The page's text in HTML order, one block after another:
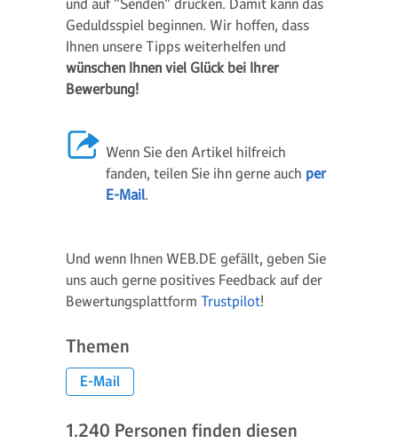
und auf "Senden" drücken. Damit kann das
Geduldsspiel beginnen. Wir hoffen, dass
Ihnen unsere Tipps weiterhelfen und
wünschen Ihnen viel Glück bei Ihrer
Bewerbung!
Wenn Sie den Artikel hilfreich
fanden, teilen Sie ihn gerne auch per
E-Mail.
Und wenn Ihnen WEB.DE gefällt, geben Sie
uns auch gerne positives Feedback auf der
Bewertungsplattform Trustpilot!
Themen
E-Mail
1.240 Personen finden diesen